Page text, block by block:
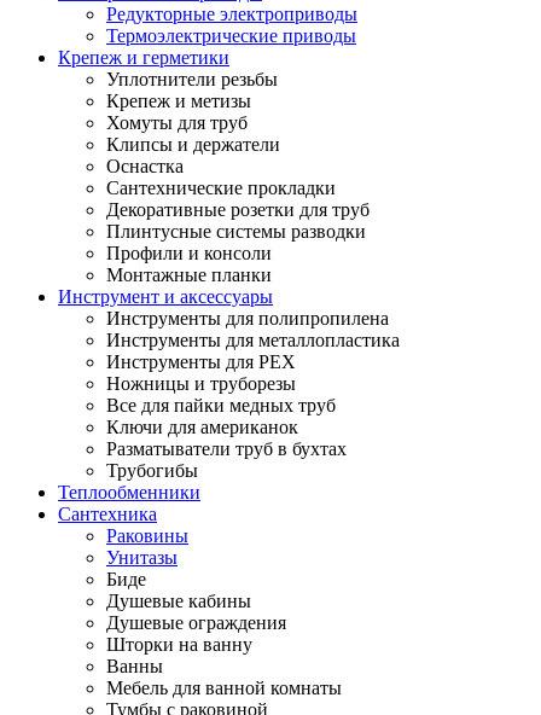
Редукторные электроприводы
Термоэлектрические приводы
Крепеж и герметики
Уплотнители резьбы
Крепеж и метизы
Хомуты для труб
Клипсы и держатели
Оснастка
Сантехнические прокладки
Декоративные розетки для труб
Плинтусные системы разводки
Профили и консоли
Монтажные планки
Инструмент и аксессуары
Инструменты для полипропилена
Инструменты для металлопластика
Инструменты для PEX
Ножницы и труборезы
Все для пайки медных труб
Ключи для американок
Разматыватели труб в бухтах
Трубогибы
Теплообменники
Сантехника
Раковины
Унитазы
Биде
Душевые кабины
Душевые ограждения
Шторки на ванну
Ванны
Мебель для ванной комнаты
Тумбы с раковиной